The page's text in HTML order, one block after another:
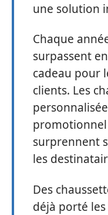
une solution
Chaque
surpassent
cadeau pour
clients. Les
surprennent
les
Des
déjà porté